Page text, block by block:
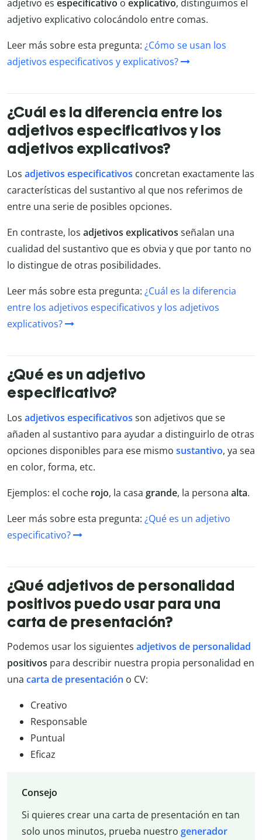
adjetivo es especificativo o explicativo, distinguimos el
adjetivo explicativo colocándolo entre comas.
Leer más sobre esta pregunta: ¿Cómo se usan los
adjetivos especificativos y explicativos?
¿Cuál es la diferencia entre los
adjetivos especificativos y los
adjetivos explicativos?
Los adjetivos especificativos concretan exactamente las
características del sustantivo al que nos referimos de
entre una serie de posibles opciones.
En contraste, los adjetivos explicativos señalan una
cualidad del sustantivo que es obvia y que por tanto no
lo distingue de otras posibilidades.
Leer más sobre esta pregunta: ¿Cuál es la diferencia
entre los adjetivos especificativos y los adjetivos
explicativos?
¿Qué es un adjetivo
especificativo?
Los adjetivos especificativos son adjetivos que se
añaden al sustantivo para ayudar a distinguirlo de otras
opciones disponibles para ese mismo sustantivo, ya sea
en color, forma, etc.
Ejemplos: el coche rojo, la casa grande, la persona alta.
Leer más sobre esta pregunta: ¿Qué es un adjetivo
especificativo?
¿Qué adjetivos de personalidad
positivos puedo usar para una
carta de presentación?
Podemos usar los siguientes adjetivos de personalidad
positivos para describir nuestra propia personalidad en
una carta de presentación o CV:
Creativo
Responsable
Puntual
Eficaz
Consejo
Si quieres crear una carta de presentación en tan
solo unos minutos, prueba nuestro generador